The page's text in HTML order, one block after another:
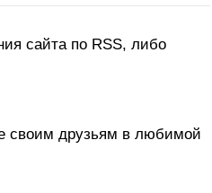
сайта по RSS, либо
своим друзьям в любимой